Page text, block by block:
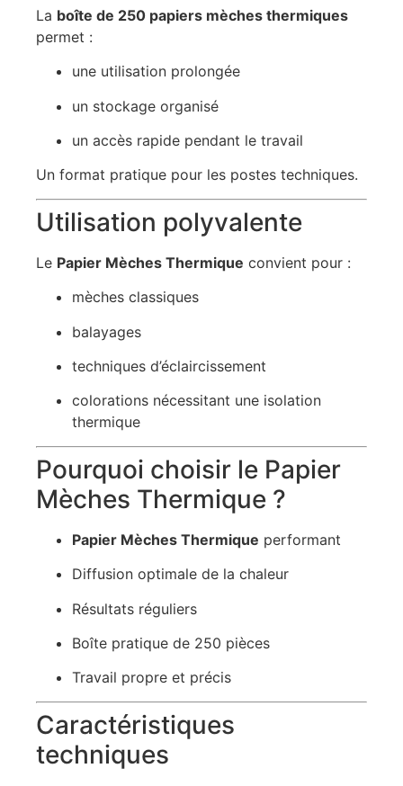
La boîte de 250 papiers mèches thermiques
permet :
une utilisation prolongée
un stockage organisé
un accès rapide pendant le travail
Un format pratique pour les postes techniques.
Utilisation polyvalente
Le Papier Mèches Thermique convient pour :
mèches classiques
balayages
techniques d’éclaircissement
colorations nécessitant une isolation
thermique
Pourquoi choisir le Papier
Mèches Thermique ?
Papier Mèches Thermique performant
Diffusion optimale de la chaleur
Résultats réguliers
Boîte pratique de 250 pièces
Travail propre et précis
Caractéristiques
techniques